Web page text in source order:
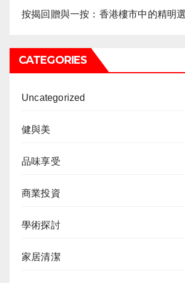
按揭回贈與一按：香港樓市中的精明
CATEGORIES
Uncategorized
健與美
品味享受
商業投資
學術探討
家居清潔